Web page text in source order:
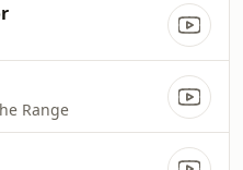
Range